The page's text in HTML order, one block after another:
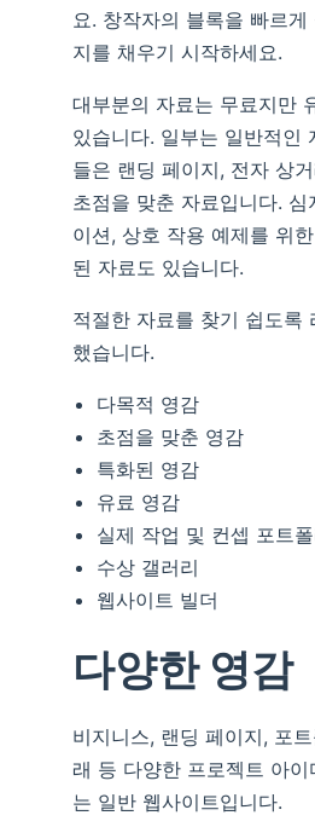
요. 창작자의 블록을 빠르게
지를 채우기 시작하세요.
대부분의 자료는 무료지만
있습니다. 일부는 일반적인
들은 랜딩 페이지, 전자 상
초점을 맞춘 자료입니다. 심
이션, 상호 작용 예제를 위
된 자료도 있습니다.
적절한 자료를 찾기 쉽도록
했습니다.
다목적 영감
초점을 맞춘 영감
특화된 영감
유료 영감
실제 작업 및 컨셉 포트
수상 갤러리
웹사이트 빌더
다양한 영감
비지니스, 랜딩 페이지, 포
래 등 다양한 프로젝트 아
는 일반 웹사이트입니다.